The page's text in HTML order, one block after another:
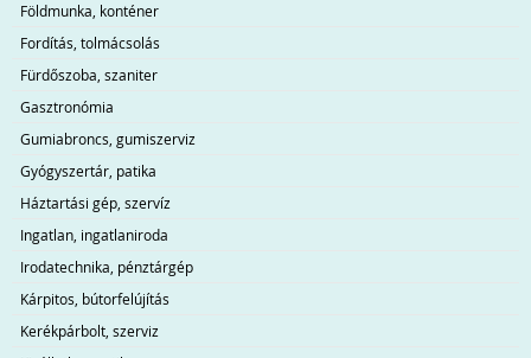
Földmunka, konténer
Fordítás, tolmácsolás
Fürdőszoba, szaniter
Gasztronómia
Gumiabroncs, gumiszerviz
Gyógyszertár, patika
Háztartási gép, szervíz
Ingatlan, ingatlaniroda
Irodatechnika, pénztárgép
Kárpitos, bútorfelújítás
Kerékpárbolt, szerviz